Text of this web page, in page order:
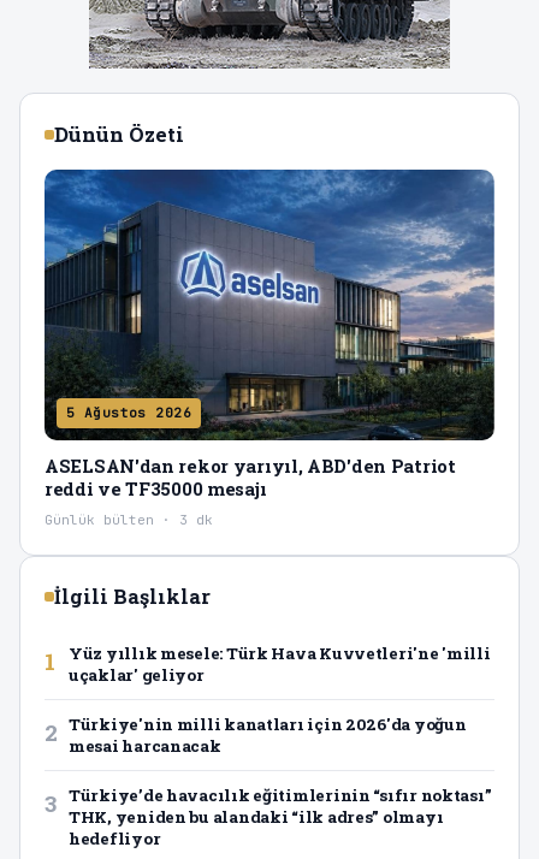
Dünün Özeti
5 Ağustos 2026
ASELSAN'dan rekor yarıyıl, ABD'den Patriot
reddi ve TF35000 mesajı
Günlük bülten · 3 dk
İlgili Başlıklar
1
Yüz yıllık mesele: Türk Hava Kuvvetleri'ne 'milli
uçaklar' geliyor
2 Türkiye'nin milli kanatları için 2026'da yoğun
mesai harcanacak
3 Türkiye’de havacılık eğitimlerinin “sıfır noktası”
THK, yeniden bu alandaki “ilk adres” olmayı
hedefliyor